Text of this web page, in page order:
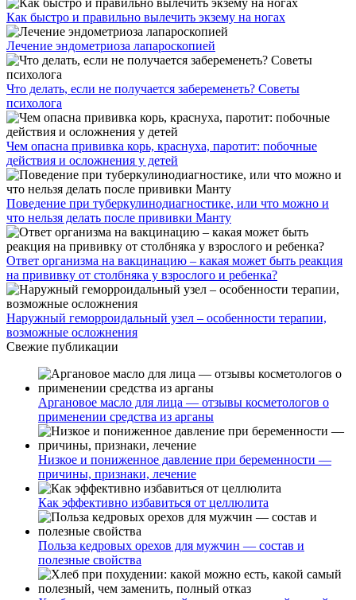
Как быстро и правильно вылечить экзему на ногах
Лечение эндометриоза лапароскопией
Что делать, если не получается забеременеть? Советы
психолога
Чем опасна прививка корь, краснуха, паротит: побочные
действия и осложнения у детей
Поведение при туберкулинодиагностике, или что можно и
что нельзя делать после прививки Манту
Ответ организма на вакцинацию – какая может быть реакция
на прививку от столбняка у взрослого и ребенка?
Наружный геморроидальный узел – особенности терапии,
возможные осложнения
Свежие публикации
Аргановое масло для лица — отзывы косметологов о
применении средства из арганы
Низкое и пониженное давление при беременности —
причины, признаки, лечение
Как эффективно избавиться от целлюлита
Польза кедровых орехов для мужчин — состав и
полезные свойства